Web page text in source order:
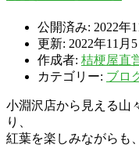
公開済み: 2022年
更新: 2022年11月5
作成者: 桔梗屋直
カテゴリー: ブロ
小淵沢店から見える山
り、
紅葉を楽しみながらも